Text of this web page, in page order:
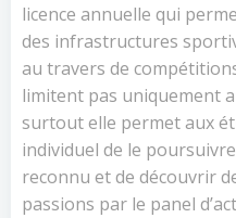
licence annuelle qui
des infrastructures
au travers de
limitent pas uniquement
surtout elle permet aux
individuel de le
reconnu et de découvrir
passions par le panel